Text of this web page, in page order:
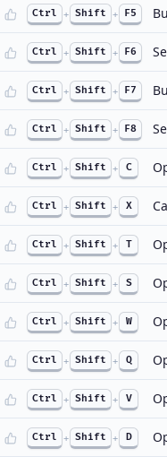
Ctrl + Shift + F5
Ctrl + Shift + F6
Ctrl + Shift + F7
Ctrl + Shift + F8
Ctrl + Shift + C
Ctrl + Shift + X
Ctrl + Shift + T
Ctrl + Shift + S
Ctrl + Shift + W
Ctrl + Shift + Q
Ctrl + Shift + V
Ctrl + Shift + D